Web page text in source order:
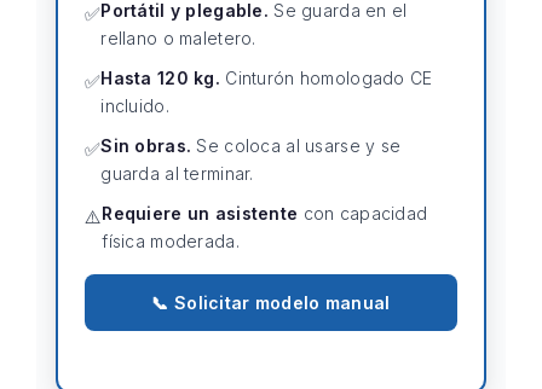
✅Portátil y plegable. Se guarda en el
rellano o maletero.
✅Hasta 120 kg. Cinturón homologado CE
incluido.
✅Sin obras. Se coloca al usarse y se
guarda al terminar.
⚠️Requiere un asistente con capacidad
física moderada.
📞 Solicitar modelo manual